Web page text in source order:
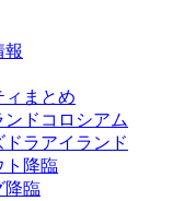
報
ィまとめ
ドコロシアム
ラアイランド
ト降臨
降臨